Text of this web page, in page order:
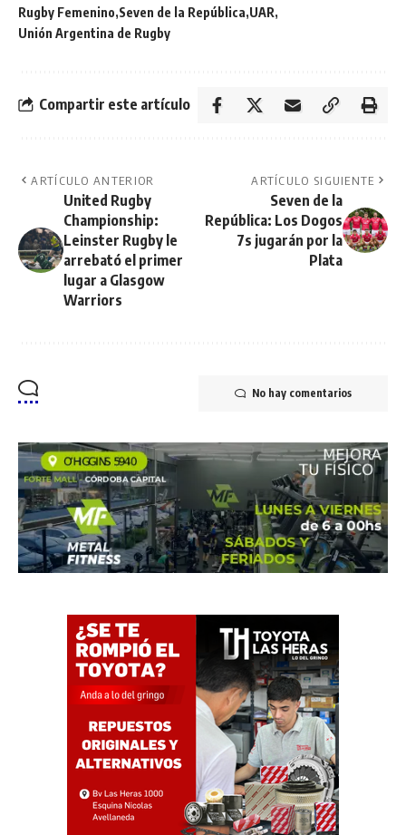
Rugby Femenino Seven de la República UAR
Unión Argentina de Rugby
Compartir este artículo
ARTÍCULO ANTERIOR
United Rugby
Championship:
Leinster Rugby le
arrebató el primer
lugar a Glasgow
Warriors
ARTÍCULO SIGUIENTE
Seven de la
República: Los Dogos
7s jugarán por la
Plata
No hay comentarios